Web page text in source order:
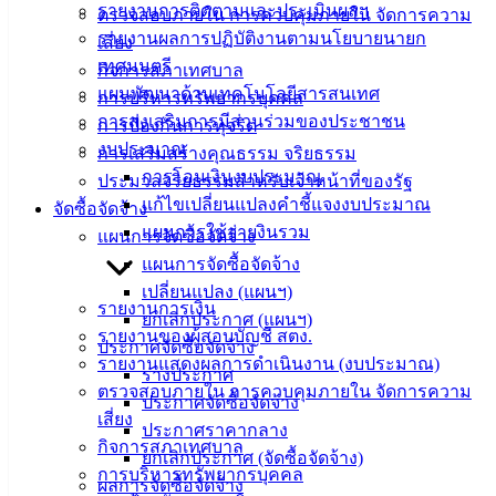
ตรวจสอบภายใน การควบคุมภายใน จัดการความ
เสี่ยง
กิจการสภาเทศบาล
การบริหารทรัพยากรบุคคล
การป้องกันการทุจริต
การเสริมสร้างคุณธรรม จริยธรรม
ประมวลจริยธรรมสำหรับเจ้าหน้าที่ของรัฐ
จัดซื้อจัดจ้าง
แผนการจัดซื้อจัดจ้าง
แผนการจัดซื้อจัดจ้าง
เปลี่ยนแปลง (แผนฯ)
ยกเลิกประกาศ (แผนฯ)
ประกาศจัดซื้อจัดจ้าง
ร่างประกาศ
ประกาศจัดซื้อจัดจ้าง
ประกาศราคากลาง
ยกเลิกประกาศ (จัดซื้อจัดจ้าง)
ผลการจัดซื้อจัดจ้าง
รายงานการติดตามและประเมินผลฯ
รายงานผลการปฏิบัติงานตามนโยบายนายก
เทศมนตรี
แผนพัฒนาด้านเทคโนโลยีสารสนเทศ
การส่งเสริมการมีส่วนร่วมของประชาชน
งบประมาณ
การโอนเงินงบประมาณ
แก้ไขเปลี่ยนแปลงคำชี้แจงงบประมาณ
แผนการใช้จ่ายงินรวม
รายงานการเงิน
รายงานของผู้สอบบัญชี สตง.
รายงานแสดงผลการดำเนินงาน (งบประมาณ)
ตรวจสอบภายใน การควบคุมภายใน จัดการความ
เสี่ยง
กิจการสภาเทศบาล
การบริหารทรัพยากรบุคคล
เทศบาล
สายตรง
ประวัติ
หัวหน้า
ส่วน
ราชการ
สภา
เทศบาล
สงวนลิขสิทธิ์ © 2563 เทศบาลเมืองอ่างศิลา จังหวัดชลบุรี |
angsilacity.go.th | Powered byBuuscript